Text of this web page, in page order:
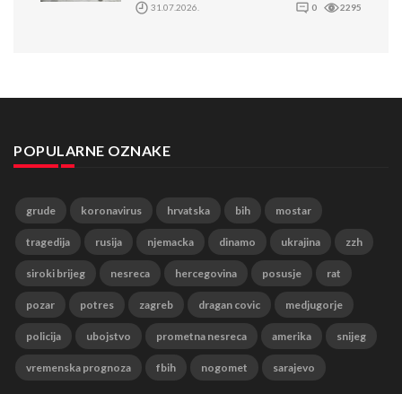
31.07.2026. 0 2295
POPULARNE OZNAKE
grude koronavirus hrvatska bih mostar
tragedija rusija njemacka dinamo ukrajina zzh
siroki brijeg nesreca hercegovina posusje rat
pozar potres zagreb dragan covic medjugorje
policija ubojstvo prometna nesreca amerika snijeg
vremenska prognoza fbih nogomet sarajevo